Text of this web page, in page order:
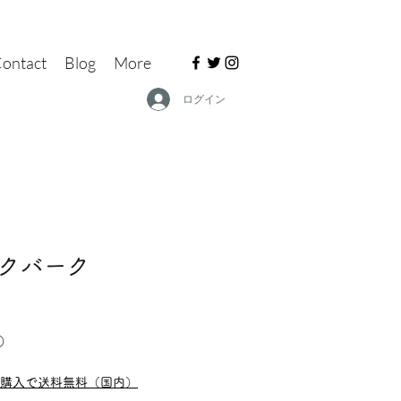
Blog More
ログイン
バーク
入で送料無料（国内）